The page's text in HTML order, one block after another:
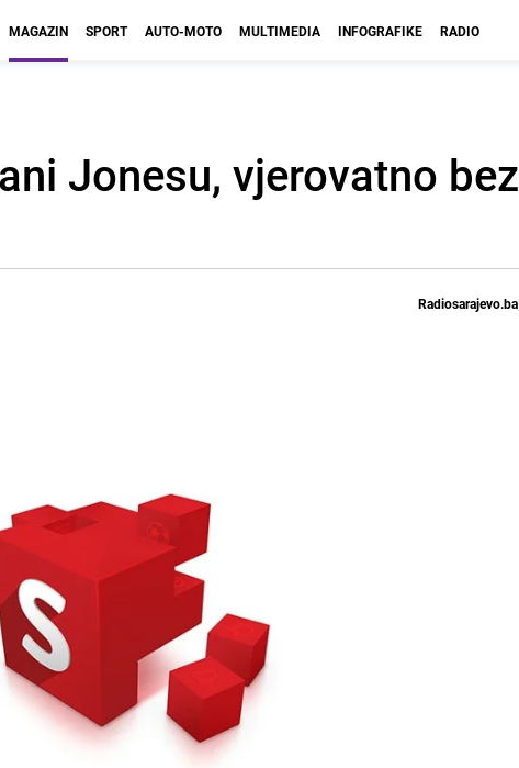
MAGAZIN SPORT AUTO-MOTO MULTIMEDIA INFOGRAFIKE RADIO
Jonesu, vjerovatno bez
Radiosarajevo.ba